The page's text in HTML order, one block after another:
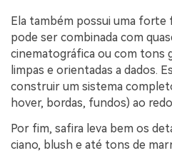
Ela também possui uma forte
pode ser combinada com
cinematográfica ou com tons
limpas e orientadas a dados.
construir um sistema
hover, bordas, fundos) ao
Por fim, safira leva bem os
ciano, blush e até tons de